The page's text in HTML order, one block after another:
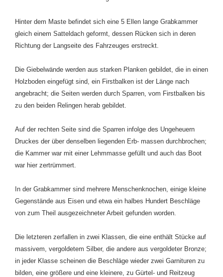
Hinter dem Maste befindet sich eine 5 Ellen lange Grabkammer
gleich einem Satteldach geformt, dessen Rücken sich in deren
Richtung der Langseite des Fahrzeuges erstreckt.
Die Giebelwände werden aus starken Planken gebildet, die in einen
Holzboden eingefügt sind, ein Firstbalken ist der Länge nach
angebracht; die Seiten werden durch Sparren, vom Firstbalken bis
zu den beiden Relingen herab gebildet.
Auf der rechten Seite sind die Sparren infolge des Ungeheuern
Druckes der über denselben liegenden Erb- massen durchbrochen;
die Kammer war mit einer Lehmmasse gefüllt und auch das Boot
war hier zertrümmert.
In der Grabkammer sind mehrere Menschenknochen, einige kleine
Gegenstände aus Eisen und etwa ein halbes Hundert Beschläge
von zum Theil ausgezeichneter Arbeit gefunden worden.
Die letzteren zerfallen in zwei Klassen, die eine enthält Stücke auf
massivem, vergoldetem Silber, die andere aus vergoldeter Bronze;
in jeder Klasse scheinen die Beschläge wieder zwei Garnituren zu
bilden, eine größere und eine kleinere, zu Gürtel- und Reitzeug